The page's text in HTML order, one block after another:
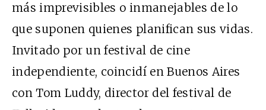
más imprevisibles o inmanejables de lo
que suponen quienes planifican sus vidas.
Invitado por un festival de cine
independiente, coincidí en Buenos Aires
con Tom Luddy, director del festival de